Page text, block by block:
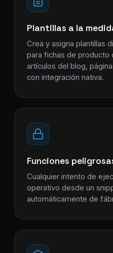
Plantillas a la
Crea y asigna plantillas
para fichas de producto
artículos del blog,
con integración nativa.
Funciones
Cualquier intento de
operativo desde un
automáticamente de